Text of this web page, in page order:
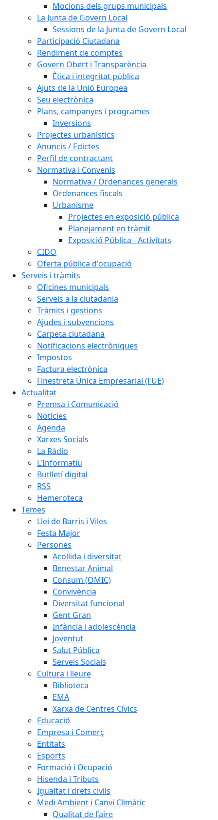
Mocions dels grups municipals
La Junta de Govern Local
Sessions de la Junta de Govern Local
Participació Ciutadana
Rendiment de comptes
Govern Obert i Transparència
Ètica i integritat pública
Ajuts de la Unió Europea
Seu electrònica
Plans, campanyes i programes
Inversions
Projectes urbanístics
Anuncis / Edictes
Perfil de contractant
Normativa i Convenis
Normativa / Ordenances generals
Ordenances fiscals
Urbanisme
Projectes en exposició pública
Planejament en tràmit
Exposició Pública - Activitats
CIDO
Oferta pública d'ocupació
Serveis i tràmits
Oficines municipals
Serveis a la ciutadania
Tràmits i gestions
Ajudes i subvencions
Carpeta ciutadana
Notificacions electròniques
Impostos
Factura electrònica
Finestreta Única Empresarial (FUE)
Actualitat
Premsa i Comunicació
Notícies
Agenda
Xarxes Socials
La Ràdio
L'Informatiu
Butlletí digital
RSS
Hemeroteca
Temes
Llei de Barris i Viles
Festa Major
Persones
Acollida i diversitat
Benestar Animal
Consum (OMIC)
Convivència
Diversitat funcional
Gent Gran
Infància i adolescència
Joventut
Salut Pública
Serveis Socials
Cultura i lleure
Biblioteca
EMA
Xarxa de Centres Cívics
Educació
Empresa i Comerç
Entitats
Esports
Formació i Ocupació
Hisenda i Tributs
Igualtat i drets civils
Medi Ambient i Canvi Climàtic
Qualitat de l'aire